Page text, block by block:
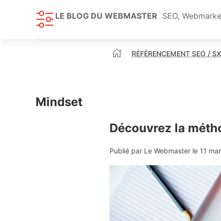
LE BLOG DU WEBMASTER SEO,
RÉFÉRENCEMENT SEO /
Mindset
Découvrez la
Publié par Le Webmaster le 11